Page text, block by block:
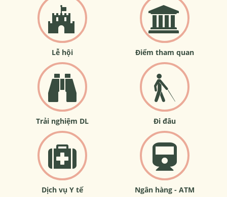
Lễ hội Điểm tham quan
Trải nghiệm DL Đi đâu
Dịch vụ Y tế Ngân hàng - ATM